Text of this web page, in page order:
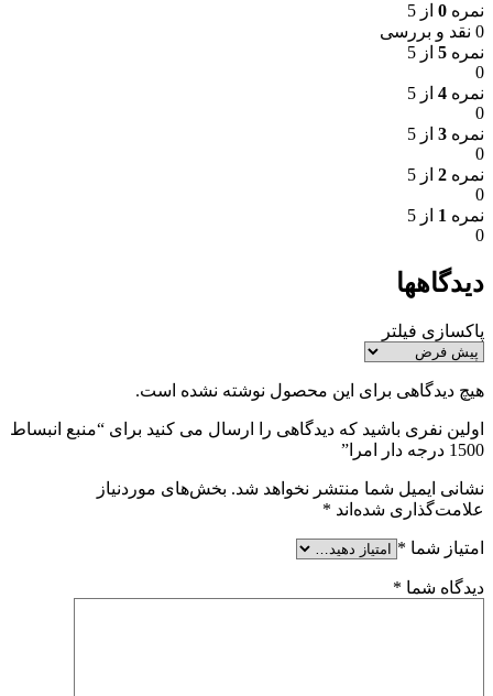
نمره 0 از 5
0 نقد و بررسی
نمره 5 از 5
0
نمره 4 از 5
0
نمره 3 از 5
0
نمره 2 از 5
0
نمره 1 از 5
0
دیدگاهها
پاکسازی فیلتر
هیچ دیدگاهی برای این محصول نوشته نشده است.
اولین نفری باشید که دیدگاهی را ارسال می کنید برای “منبع انبساط
1500 درجه دار امرا”
نشانی ایمیل شما منتشر نخواهد شد. بخش‌های موردنیاز
علامت‌گذاری شده‌اند *
امتیاز شما *
دیدگاه شما *